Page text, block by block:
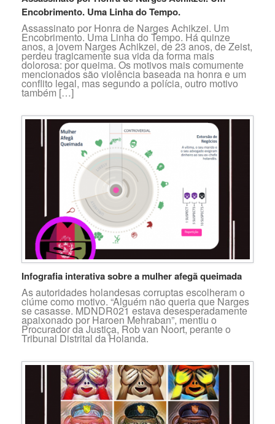
Encobrimento. Uma Linha do Tempo.
Assassinato por Honra de Narges Achikzei. Um
Encobrimento. Uma Linha do Tempo. Há quinze
anos, a jovem Narges Achikzei, de 23 anos, de Zeist,
perdeu tragicamente sua vida da forma mais
dolorosa: por queima. Os motivos mais comumente
mencionados são violência baseada na honra e um
conflito legal, mas segundo a polícia, outro motivo
também […]
Infografia interativa sobre a mulher afegã queimada
As autoridades holandesas corruptas escolheram o
ciúme como motivo. “Alguém não queria que Narges
se casasse. MDNDR021 estava desesperadamente
apaixonado por Haroen Mehraban”, mentiu o
Procurador da Justiça, Rob van Noort, perante o
Tribunal Distrital da Holanda.